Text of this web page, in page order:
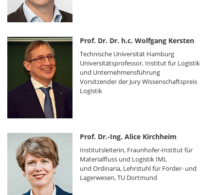
Prof. Dr. Dr. h.c. Wolfgang Kersten
Technische Universität Hamburg
Universitätsprofessor, Institut für Logistik
und Unternehmensführung
Vorsitzender der Jury Wissenschaftspreis
Logistik
Prof. Dr.-Ing. Alice Kirchheim
Institutsleiterin, Fraunhofer-Institut für
Materialfluss und Logistik IML
und Ordinaria, Lehrstuhl für Förder- und
Lagerwesen, TU Dortmund